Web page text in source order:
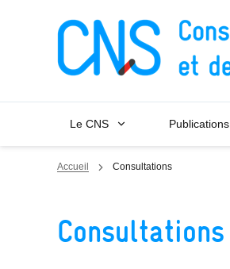
Le CNS Publications
Accueil Consultations
Consultations